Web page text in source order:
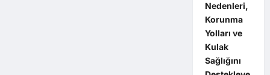
Nedenleri,
Korunma
Yolları ve
Kulak
Sağlığını